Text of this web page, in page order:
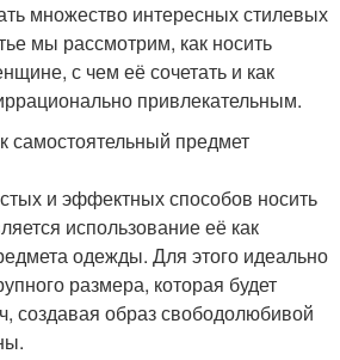
множество интересных стилевых
мы рассмотрим, как носить
с чем её сочетать и как
привлекательным.
самостоятельный предмет
и эффектных способов носить
использование её как
одежды. Для этого идеально
размера, которая будет
создавая образ свободолюбивой